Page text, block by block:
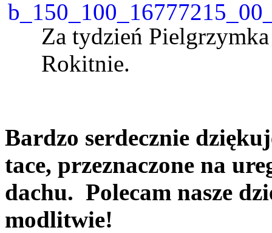
Za tydzień
Rokitnie.
Bardzo serdecznie
tace, przeznaczone na
dachu. Polecam nasze
modlitwie!